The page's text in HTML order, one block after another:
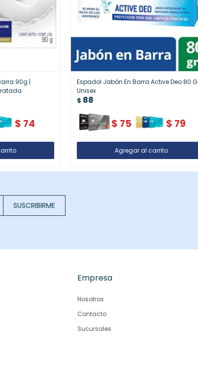
90g |
$ 74
Espadol Jabón En Barra Active Deo 80 G
Unisex
$ 88
$ 75 $ 79
SUSCRIBIRME
Empresa
Nosotros
Contacto
Sucursales